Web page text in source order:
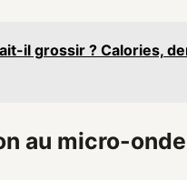
il grossir ? Calories,
au micro-